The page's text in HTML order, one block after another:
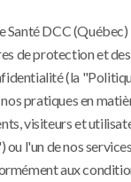
DCC
de protection et
(la
pratiques en
visiteurs et
l'un de nos
aux